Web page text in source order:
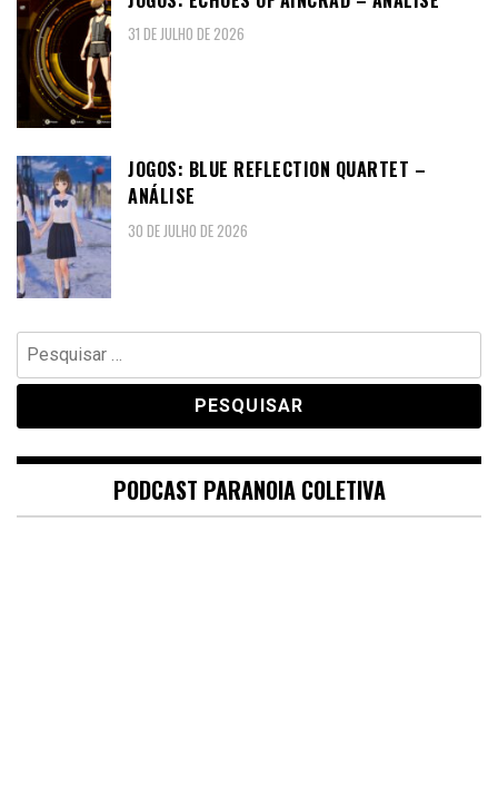
31 DE JULHO DE 2026
JOGOS: BLUE REFLECTION QUARTET –
ANÁLISE
30 DE JULHO DE 2026
Pesquisar
por:
PODCAST PARANOIA COLETIVA